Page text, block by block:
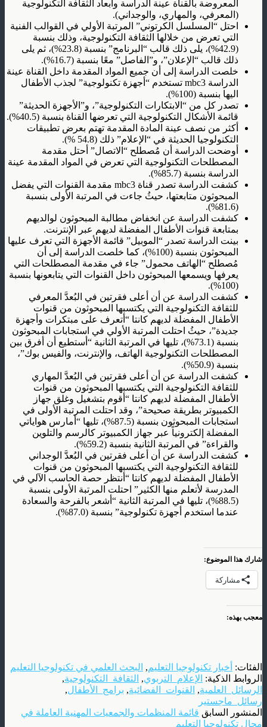
المعروضة بالقناة عينة الدراسة وأبعاد الثقافة التكنولوجية
(المعرفي، والمهاري، والوجداني).
احتل “المسلسل الكرتوني” المرتبة الأولي في القوالب الفنية
التي تعرض من خلالها الثقافة التكنولوجية، وذلك بنسبة
(42.9%)، يلى ذلك قالب “البرنامج” بنسبة (23.8%)، ثم يلى
ذلك قالب “الإعلان”، و”الفاصل” معًا بنسبة (16.7%).
خلصت الدراسة إلى أن جميع المواد المقدمة داخل القناة عينة
الدراسة mbc3 تستخدم “أجهزة تكنولوجية” لجذب الأطفال
اليها بنسبة (100%).
تصدر كل من “الابتكارات التكنولوجية”، و”الأجهزة الحديثة”
قائمة الأشكال التكنولوجية التي تعرضها القناة بنسبة (40.5%).
أكثر من نصف عينة المادة المقدمة تهتم بعرض تطبيقات
التكنولوجيا الحديثة في “الإعلام” ذلك (54.8 %).
أوضحت الدراسة أن مُصطلح “الاتصال” أحتل مقدمة
المصطلحات التكنولوجية التي تعرض في المواد المقدمة عينة
الدراسة بنسبة (85.7%).
كشفت الدراسة تصدر قناة mbc3 مقدمة القنوات التي يفضل
المبحوثون متابعتها، حيثُ جاءت في المرتبة الأولى بنسبة
(81.6%).
كشفت الدراسة عن انخفاض مطالبة المبحوثون لوالديهم
بمتابعة قنوات الأطفال المفضلة لديهم عبر الإنترنت.
بينت الدراسة تصدر “الموبيل” قائمة الأجهزة التي تعرف عليها
المبحوثون بنسبة (100%)، كما خلصت الدراسة إلى أن
مُصطلح “الهاتف محمول” جاء في مقدمة المصطلحات التي
يعرفها ويسمعها المبحوثون داخل القنوات التي يتابعونها بنسبة
(100%).
كشفت الدراسة عن أن أعلى فقرتين في البُعدَّ المعرفي
للثقافة التكنولوجية التي يكتسبها المبحوثون من قنوات
الأطفال المفضلة لديهم كانتا “أتعرف على مبتكرات وأجهزة
جديدة”، حيثُ احتلت المرتبة الأولي في استجابات المبحوثون
بنسبة (73.1%)، تليها في المرتبة الثانية “أستطيع أن أفرق بين
المصطلحات التكنولوجية الهاتف، والإنترنت، والفيس بوك”،
بنسبة (50.9%).
كشفت الدراسة عن أن أعلى فقرتين في البُعدَّ المهاري
للثقافة التكنولوجية التي يكتسبها المبحوثون من قنوات
الأطفال المفضلة لديهم كانتا “أقوم بتشغيل وغلق جهاز
الكمبيوتر بطريقة صحيحة”، وقد احتلت المرتبة الأولى في
استجابات المبحوثون بنسبة (87.5%)، تليها “أمارس هواياتي
المفضلة إلكترونياً عبر جهاز الكمبيوتر كالرسم والتلوين
والقراءة” في المرتبة الثانية بنسبة (59.2%).
كشفت الدراسة عن أن أعلى فقرتين في البُعدَّ الوجداني
للثقافة التكنولوجية التي يكتسبها المبحوثون من قنوات
الأطفال المفضلة لديهم كانتا “أنتظر حصة الحاسب الآلي في
المدرسة لأتعلم منها الكثير” احتلت المرتبة الأولى بنسبة
(88.5%)، تليها في المرتبة الثانية “أشعر بالفرحة والسعادة
عندما استخدم أجهزة تكنولوجية” بنسبة (87.0%).
شارك هذا الموضوع:
مشاركة
معجب بهذه:
الفئات: أخبار تكنولوجيا التعليم, البحث العلمي في تكنولوجيا التعليم
الروابط الذكية: الإعلام_التربوي, الثقافة_التكنولوجية,
الرسائل_العلمية, القنوات_الفضائية, برامج_الأطفال,
رسائل_ماجستير
المنشور السابق قائمة المنظمات والجمعيات المهنية العاملة في
مجال تكنولوجيا التعليم